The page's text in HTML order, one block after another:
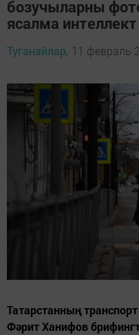
бозучыларны
ясалма
Туганайлар, 11 февраль
Татарстанның
Фәрит Ханифов